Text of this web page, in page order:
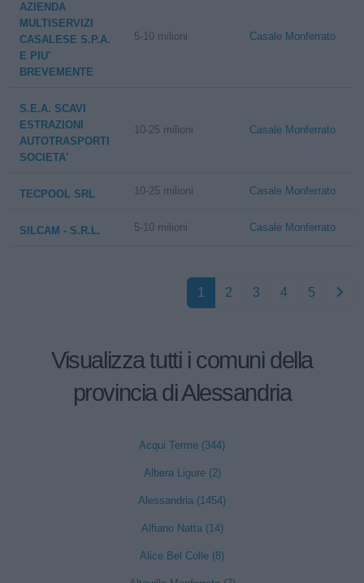
AZIENDA
MULTISERVIZI
CASALESE S.P.A.
E PIU'
BREVEMENTE
5-10 milioni Casale Monferrato
S.E.A. SCAVI
ESTRAZIONI
AUTOTRASPORTI
SOCIETA'
10-25 milioni Casale Monferrato
TECPOOL SRL 10-25 milioni Casale Monferrato
SILCAM - S.R.L. 5-10 milioni Casale Monferrato
1 2 3 4 5
Visualizza tutti i comuni della
provincia di Alessandria
Acqui Terme (344)
Albera Ligure (2)
Alessandria (1454)
Alfiano Natta (14)
Alice Bel Colle (8)